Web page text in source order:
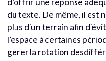
du texte. De même, il est
plus d’un terrain afin
l’espace à certaines
gérer la rotation